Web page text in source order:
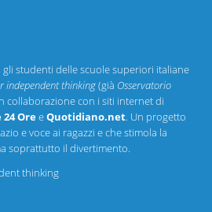
gli studenti delle scuole superiori italiane
independent thinking(già Osservatorio
collaborazione con i siti internet di
24 OreeQuotidiano.net. Un progetto
e voce ai ragazzi e che stimola la
soprattutto il divertimento.
thinking